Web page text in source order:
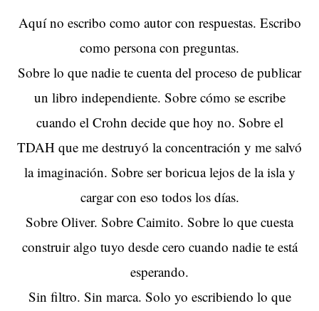
Aquí no escribo como autor con respuestas. Escribo
como persona con preguntas.
Sobre lo que nadie te cuenta del proceso de publicar
un libro independiente. Sobre cómo se escribe
cuando el Crohn decide que hoy no. Sobre el
TDAH que me destruyó la concentración y me salvó
la imaginación. Sobre ser boricua lejos de la isla y
cargar con eso todos los días.
Sobre Oliver. Sobre Caimito. Sobre lo que cuesta
construir algo tuyo desde cero cuando nadie te está
esperando.
Sin filtro. Sin marca. Solo yo escribiendo lo que